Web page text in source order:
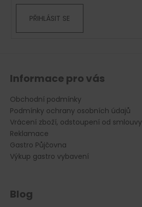
PŘIHLÁSIT SE
Informace pro vás
Obchodní podmínky
Podmínky ochrany osobních údajů
Vrácení zboží, odstoupení od smlouvy
Reklamace
Gastro Půjčovna
Výkup gastro vybavení
Blog